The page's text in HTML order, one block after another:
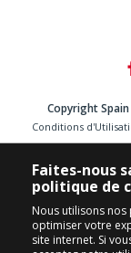
Copyright
Conditions
Faites-nous
politique de
Nous utilisons
optimiser votre
site internet. Si